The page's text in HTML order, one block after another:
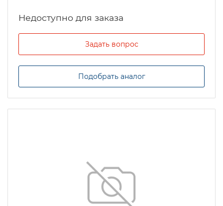
Задать вопрос
Подобрать аналог